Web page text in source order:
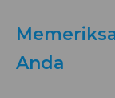
Anda